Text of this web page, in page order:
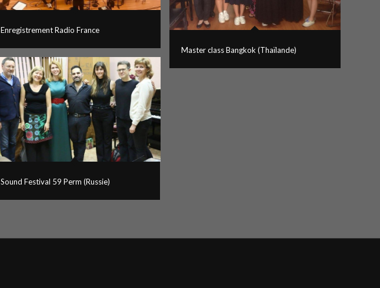
Master class Bangkok (Thaïlande)
Enregistrement Radio France
Sound Festival 59 Perm (Russie)